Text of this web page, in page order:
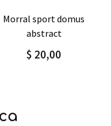
Agregar Detalle
morral sport domus
abstract
$ 20,00